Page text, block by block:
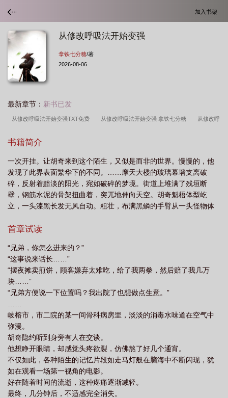
加入书架
从修改呼吸法开始变强
拿铁七分糖/著
2026-08-06
最新章节： 新书已发
从修改呼吸法开始变强TXT免费 从修改呼吸法开始变强 拿铁七分糖 从修改呼
法开始变强篱笆好文学
点中文网 从修改呼吸法开始变强免费阅读 从修改呼吸法开始变强完整版
修改呼吸法开始变强TXT百度 改变呼吸方法的好处 从修改呼吸法开始变强拿铁
七分糖 改变呼吸方式可以减肥吗 从呼吸法开始起点 从修改呼吸法开始变强
趣笔阁 从修改呼吸法开始变强TXT 从修改呼吸法开始变强无防盗 从修改呼
呼吸法开始变强起点 从修改呼吸法开始变强笔趣
版 从修改呼吸法开始变强百度 从修改呼吸法开始变强 笔趣阁 从修改呼吸
法开始变强百科
书籍简介
一次开挂。让胡奇来到这个陌生，又似是而非的世界。慢慢的，他
发现了此界表面繁华下的不同。……摩天大楼的玻璃幕墙支离破
碎，反射着黯淡的阳光，宛如破碎的梦境。街道上堆满了残垣断
壁，钢筋水泥的骨架扭曲着，突兀地伸向天空。胡奇魁梧体型屹
立，一头漆黑长发无风自动。粗壮，布满黑鳞的手臂从一头怪物体
然。他若有所感。抬头看去。猩红如血的眸子好似能够穿透现实与
起，咧开一个狰狞的弧度。低声微笑自语：“多么鲜活的食材啊！”
首章试读
“兄弟，你怎么进来的？”
“这事说来话长……”
“摆夜摊卖煎饼，顾客嫌弃太难吃，给了我两拳，然后赔了我几万
块……”
“兄弟方便说一下位置吗？我出院了也想做点生意。”
岐榕市，市二院的某一间骨科病房里，淡淡的消毒水味道在空气中
弥漫。
胡奇隐约听到身旁有人在交谈。
他想睁开眼睛，却感觉头疼欲裂，仿佛熬了好几个通宵。
不仅如此，各种陌生的记忆片段如走马灯般在脑海中不断闪现，犹
如在观看一场第一视角的电影。
好在随着时间的流逝，这种疼痛逐渐减轻。
最终，几分钟后，不适感完全消失。